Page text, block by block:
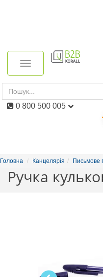
navigation
Toggle
0 800 500 005
Головна Канцелярія Письмове
Ручка